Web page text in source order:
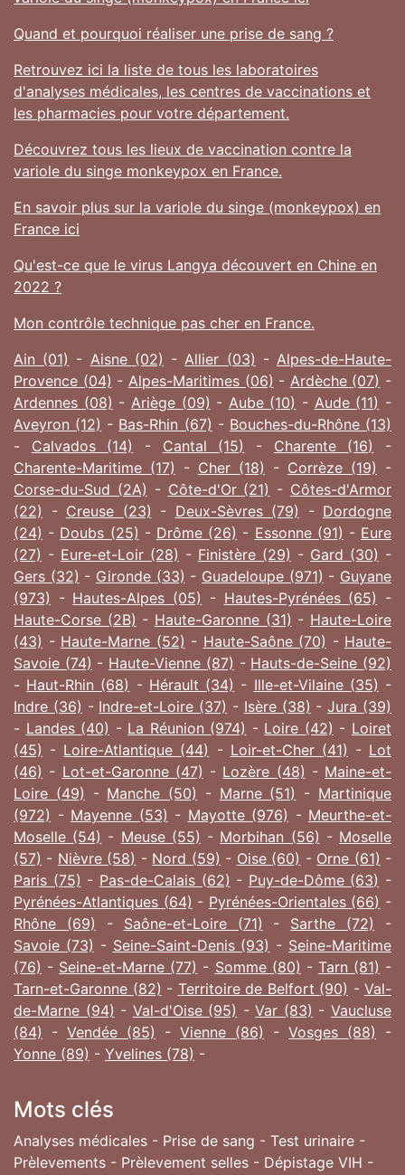
Quand et pourquoi réaliser une prise de sang ?
Retrouvez ici la liste de tous les laboratoires
d'analyses médicales, les centres de vaccinations et
les pharmacies pour votre département.
Découvrez tous les lieux de vaccination contre la
variole du singe monkeypox en France.
En savoir plus sur la variole du singe (monkeypox) en
France ici
Qu'est-ce que le virus Langya découvert en Chine en
2022 ?
Mon contrôle technique pas cher en France.
Ain (01) - Aisne (02) - Allier (03) - Alpes-de-Haute-
Provence (04) - Alpes-Maritimes (06) - Ardèche (07) -
Ardennes (08) - Ariège (09) - Aube (10) - Aude (11) -
Aveyron (12) - Bas-Rhin (67) - Bouches-du-Rhône (13)
- Calvados (14) - Cantal (15) - Charente (16)
-
Charente-Maritime (17) - Cher (18) - Corrèze (19) -
Corse-du-Sud (2A) - Côte-d'Or (21) - Côtes-d'Armor
(22) - Creuse (23) - Deux-Sèvres (79) - Dordogne
(24) - Doubs (25) - Drôme (26) - Essonne (91) - Eure
(27) - Eure-et-Loir (28) - Finistère (29) - Gard (30) -
Gers (32) - Gironde (33) - Guadeloupe (971) - Guyane
(973) - Hautes-Alpes (05) - Hautes-Pyrénées (65) -
Haute-Corse (2B) - Haute-Garonne (31) - Haute-Loire
(43) - Haute-Marne (52) - Haute-Saône (70) - Haute-
Savoie (74) - Haute-Vienne (87) - Hauts-de-Seine (92)
- Haut-Rhin (68) - Hérault (34) - Ille-et-Vilaine (35) -
Indre (36) - Indre-et-Loire (37) - Isère (38) -Jura (39)
- Landes (40) - La Réunion (974) - Loire (42) - Loiret
(45) - Loire-Atlantique (44) - Loir-et-Cher (41) - Lot
(46) - Lot-et-Garonne (47) - Lozère (48) - Maine-et-
Loire (49) - Manche (50) - Marne (51) - Martinique
(972) - Mayenne (53) - Mayotte (976) - Meurthe-et-
Moselle (54) - Meuse (55) - Morbihan (56) - Moselle
(57) - Nièvre (58) - Nord (59) - Oise (60) - Orne (61) -
Paris (75) - Pas-de-Calais (62) - Puy-de-Dôme (63) -
Pyrénées-Atlantiques (64) - Pyrénées-Orientales (66) -
Rhône (69) - Saône-et-Loire (71) - Sarthe (72)
-
Savoie (73) - Seine-Saint-Denis (93) - Seine-Maritime
(76) - Seine-et-Marne (77) - Somme (80) - Tarn (81) -
Tarn-et-Garonne (82) - Territoire de Belfort (90) - Val-
de-Marne (94) - Val-d'Oise (95) -Var (83) -Vaucluse
(84) - Vendée (85) - Vienne (86) - Vosges (88) -
Yonne (89) - Yvelines (78) -
Mots clés
Analyses médicales - Prise de sang - Test urinaire -
Prèlevements - Prèlevement selles - Dépistage VIH -